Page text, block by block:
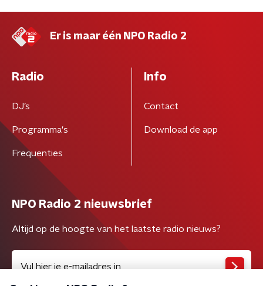
Er is maar één NPO Radio 2
Radio
DJ’s
Programma's
Frequenties
Info
Contact
Download de app
NPO Radio 2 nieuwsbrief
Altijd op de hoogte van het laatste radio nieuws?